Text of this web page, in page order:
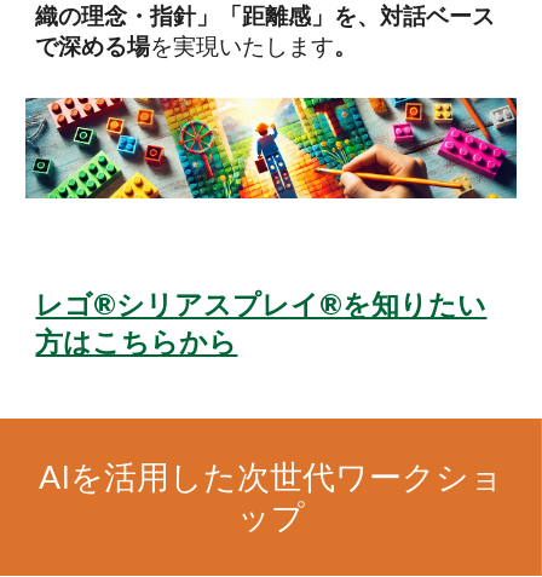
織の理念・指針」 「距離感」 を、対話ベース
で深める場を実現いたします。
レゴ®︎シリアスプレイ®︎を知りたい
方はこちらから
AIを活用した次世代ワークショ
ップ